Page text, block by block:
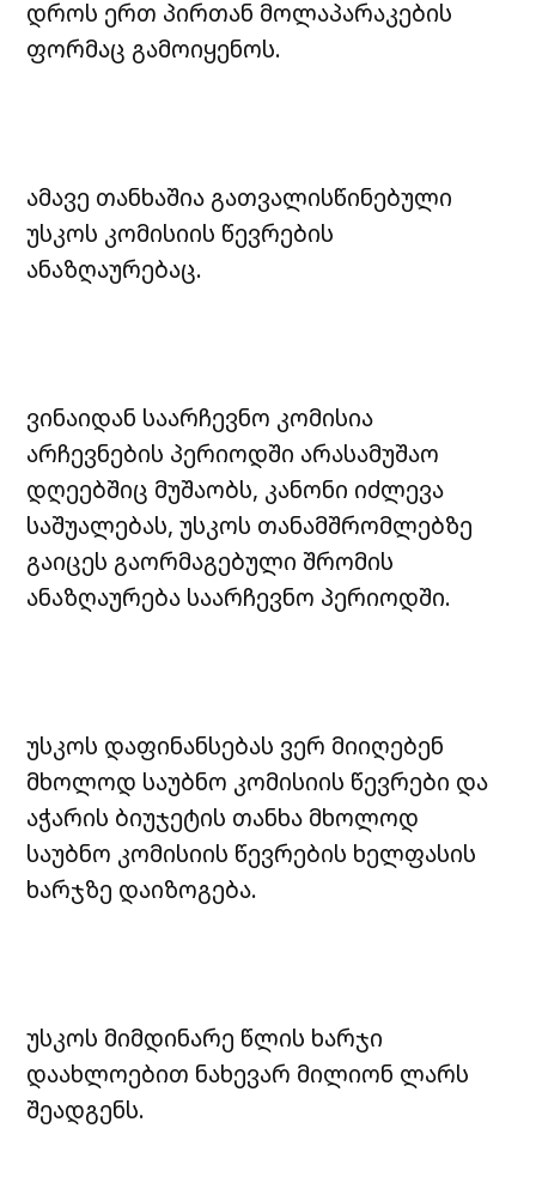
დროს ერთ პირთან მოლაპარაკების
ფორმაც გამოიყენოს.
ამავე თანხაშია გათვალისწინებული
უსკოს კომისიის წევრების
ანაზღაურებაც.
ვინაიდან საარჩევნო კომისია
არჩევნების პერიოდში არასამუშაო
დღეებშიც მუშაობს, კანონი იძლევა
საშუალებას, უსკოს თანამშრომლებზე
გაიცეს გაორმაგებული შრომის
ანაზღაურება საარჩევნო პერიოდში.
უსკოს დაფინანსებას ვერ მიიღებენ
მხოლოდ საუბნო კომისიის წევრები და
აჭარის ბიუჯეტის თანხა მხოლოდ
საუბნო კომისიის წევრების ხელფასის
ხარჯზე დაიზოგება.
უსკოს მიმდინარე წლის ხარჯი
დაახლოებით ნახევარ მილიონ ლარს
შეადგენს.